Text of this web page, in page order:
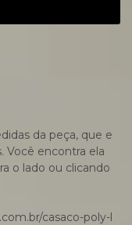
da peça, que e
Você encontra ela
o lado ou clicando
casaco-poly-l